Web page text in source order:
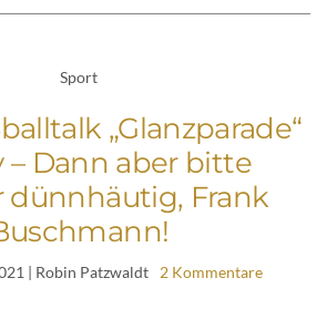
Sport
„Glanzparade“
– Dann aber bitte
dünnhäutig, Frank
| Robin Patzwaldt 2 Kommentare